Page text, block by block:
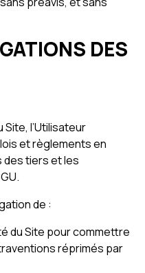
DES
Site, l’Utilisateur
et règlements en
des tiers et les
de :
du Site pour commettre
réprimés par